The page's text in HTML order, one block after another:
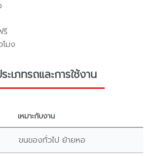
รี
มง
ะเภทรถและการใช้งาน
เหมาะกับงาน
ขนของทั่วไป ย้ายหอ